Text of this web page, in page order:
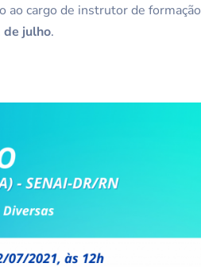
ao cargo de instrutor de formação
de julho.